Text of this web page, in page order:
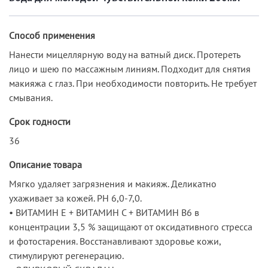
Способ применения
Нанести мицеллярную воду на ватный диск. Протереть
лицо и шею по массажным линиям. Подходит для снятия
макияжа с глаз. При необходимости повторить. Не требует
смывания.
Срок годности
36
Описание товара
Мягко удаляет загрязнения и макияж. Деликатно
ухаживает за кожей. PH 6,0-7,0.
• ВИТАМИН Е + ВИТАМИН С + ВИТАМИН B6 в
концентрации 3,5 % защищают от оксидативного стресса
и фотостарения. Восстанавливают здоровье кожи,
стимулируют регенерацию.